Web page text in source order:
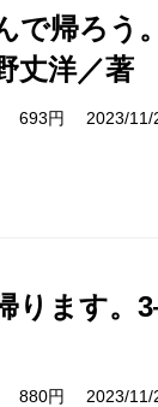
で帰ろう。
丈洋／著
693円 2023/11/
ります
880円 2023/11/